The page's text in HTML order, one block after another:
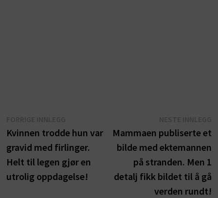
innlegg:
Kvinnen trodde hun var
gravid med firlinger.
Helt til legen gjør en
utrolig oppdagelse!
Mammaen publiserte et
bilde med ektemannen
på stranden. Men 1
detalj fikk bildet til å gå
verden rundt!